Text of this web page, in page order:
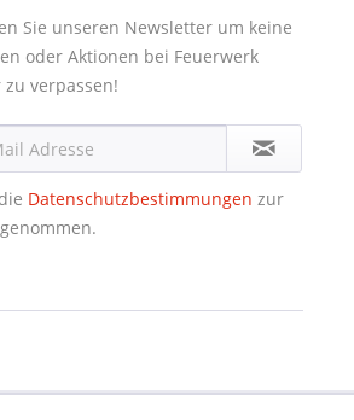
Sie unseren Newsletter um keine
oder Aktionen bei Feuerwerk
zu verpassen!
Datenschutzbestimmungen zur